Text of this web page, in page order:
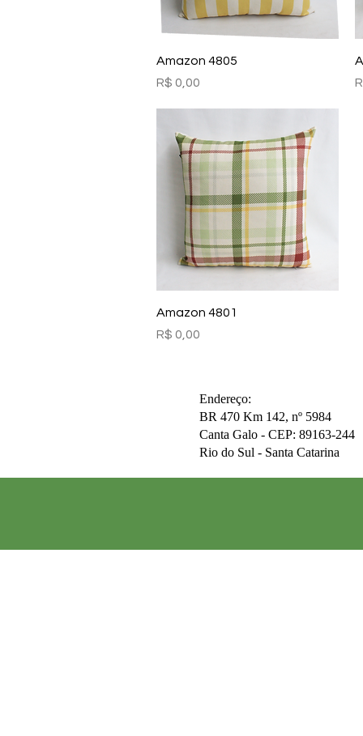
Visualização rápida
Amazon 4805
Preço
R$ 0,00
Visualização rápida
Amazon 4801
Preço
R$ 0,00
Endereço:
BR 470 Km 142, nº 5984
Canta Galo - CEP: 89163-244
Rio do Sul - Santa Catarina